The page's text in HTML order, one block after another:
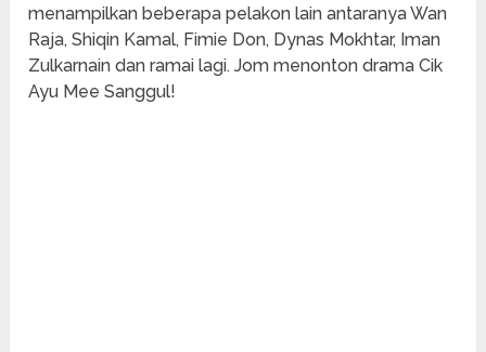
menampilkan beberapa pelakon lain antaranya Wan
Raja, Shiqin Kamal, Fimie Don, Dynas Mokhtar, Iman
Zulkarnain dan ramai lagi. Jom menonton drama Cik
Ayu Mee Sanggul!